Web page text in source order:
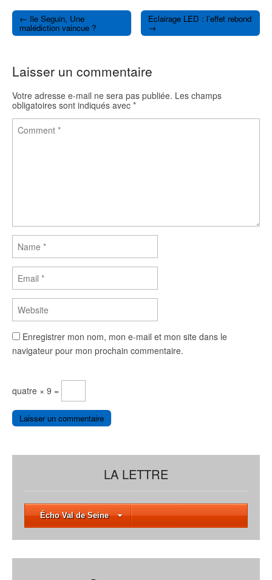
b
o
o
k
t
e
r
Post navigation
← Ile Seguin, Une
malédiction vaincue ?
Eclairage LED : l’effet rebond
→
Laisser un commentaire
Votre adresse e-mail ne sera pas publiée. Les champs
obligatoires sont indiqués avec *
Enregistrer mon nom, mon e-mail et mon site dans le
navigateur pour mon prochain commentaire.
quatre × 9 =
LA LETTRE
Écho Val de Seine